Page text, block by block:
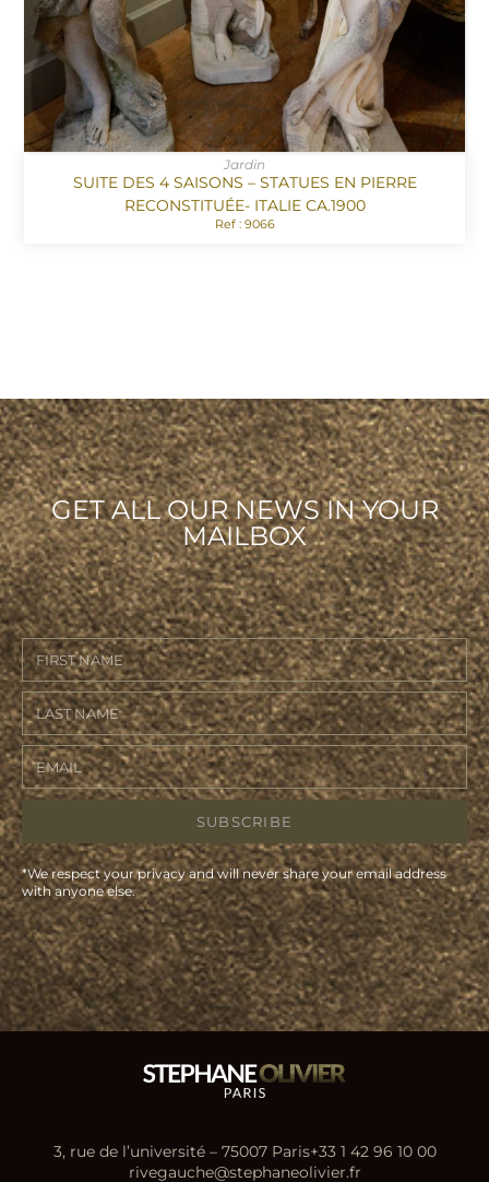
Jardin
SUITE DES 4 SAISONS – STATUES EN PIERRE
RECONSTITUÉE- ITALIE CA.1900
Ref : 9066
GET ALL OUR NEWS IN YOUR
MAILBOX
SUBSCRIBE
*We respect your privacy and will never share your email address
with anyone else.
3, rue de l’université – 75007 Paris+33 1 42 96 10 00
rivegauche@stephaneolivier.fr